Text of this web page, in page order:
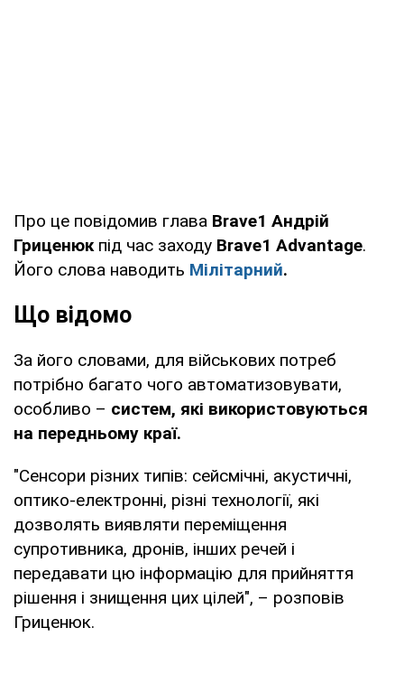
Про це повідомив глава Brave1 Андрій
Гриценюкпід час заходу Brave1 Advantage.
Його слова наводить Мілітарний.
Що відомо
За його словами, для військових потреб
потрібно багато чого автоматизовувати,
особливо – систем, які використовуються
на передньому краї.
"Сенсори різних типів: сейсмічні, акустичні,
оптико-електронні, різні технології, які
дозволять виявляти переміщення
супротивника, дронів, інших речей і
передавати цю інформацію для прийняття
рішення і знищення цих цілей", – розповів
Гриценюк.